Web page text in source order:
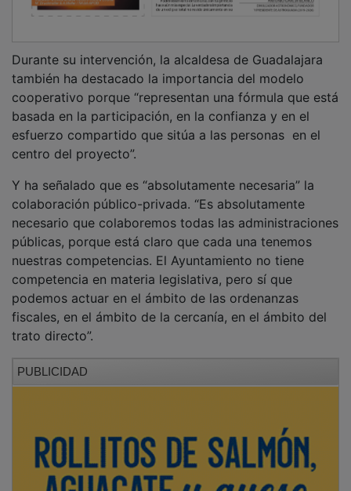
también ha destacado la importancia del modelo
cooperativo porque “representan una fórmula que está
basada en la participación, en la confianza y en el
esfuerzo compartido que sitúa a las personas en el
centro del proyecto”.
colaboración público-privada. “Es absolutamente
necesario que colaboremos todas las administraciones
públicas, porque está claro que cada una tenemos
nuestras competencias. El Ayuntamiento no tiene
competencia en materia legislativa, pero sí que
podemos actuar en el ámbito de las ordenanzas
fiscales, en el ámbito de la cercanía, en el ámbito del
trato directo”.